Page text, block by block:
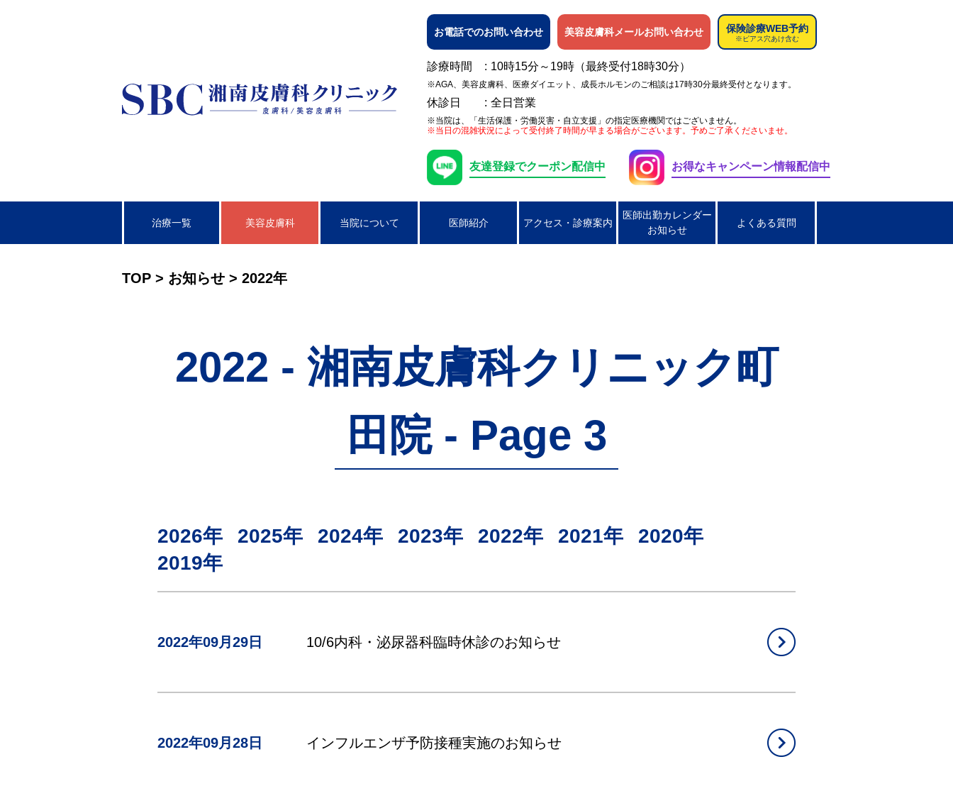
お電話でのお問い合わせ 美容皮膚科メールお問い合わせ 保険診療WEB予約
※ピアス穴あけ含む
診療時間 10時15分～19時（最終受付18時30分）
※AGA、美容皮膚科、医療ダイエット、成長ホルモンのご相談は17時30分最終受付となります。
休診日 全日営業
※当院は、「生活保護・労働災害・自立支援」の指定医療機関ではございません。
※当日の混雑状況によって受付終了時間が早まる場合がございます。予めご了承くださいませ。
友達登録でクーポン配信中 お得なキャンペーン情報配信中
治療一覧
自由診療
美容皮膚科 当院について 医師紹介 アクセス・診療案内
医師出勤カレンダー
お知らせ
よくある質問
TOP > お知らせ > 2022年
2022 - 湘南皮膚科クリニック町
田院 - Page 3
2026年 2025年 2024年 2023年 2022年 2021年
2020年
2019年
2022年09月29日 10/6内科・泌尿器科臨時休診のお知らせ
2022年09月28日 インフルエンザ予防接種実施のお知らせ